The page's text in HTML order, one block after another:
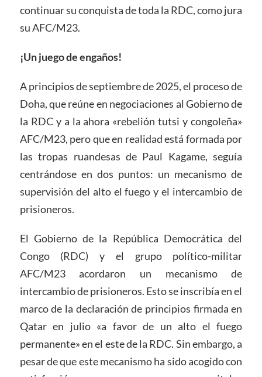
continuar su conquista de toda la RDC, como jura
su AFC/M23.
¡Un juego de engaños!
A principios de septiembre de 2025, el proceso de
Doha, que reúne en negociaciones al Gobierno de
la RDC y a la ahora «rebelión tutsi y congoleña»
AFC/M23, pero que en realidad está formada por
las tropas ruandesas de Paul Kagame, seguía
centrándose en dos puntos: un mecanismo de
supervisión del alto el fuego y el intercambio de
prisioneros.
El Gobierno de la República Democrática del
Congo (RDC) y el grupo político-militar
AFC/M23 acordaron un mecanismo de
intercambio de prisioneros. Esto se inscribía en el
marco de la declaración de principios firmada en
Qatar en julio «a favor de un alto el fuego
permanente» en el este de la RDC. Sin embargo, a
pesar de que este mecanismo ha sido acogido con